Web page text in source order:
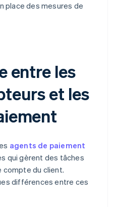
place des mesures de
entre les
et les
agents de paiement
qui gèrent des tâches
compte du client.
différences entre ces